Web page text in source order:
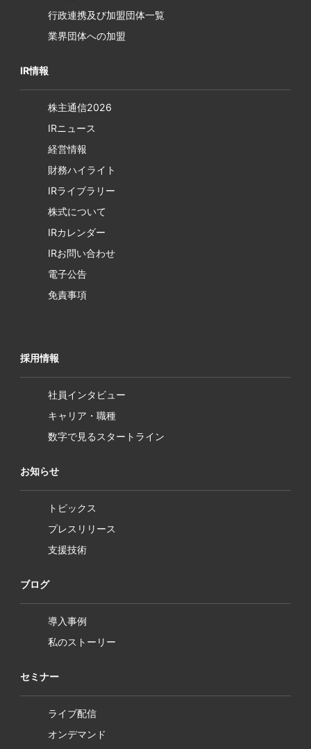
行政連携及び加盟団体一覧
業界団体への加盟
IR情報
株主通信2026
IRニュース
経営情報
財務ハイライト
IRライブラリー
株式について
IRカレンダー
IRお問い合わせ
電子公告
免責事項
採用情報
社員インタビュー
キャリア・職種
数字で見るスタートライン
お知らせ
トピックス
プレスリリース
支援技術
ブログ
導入事例
私のストーリー
セミナー
ライブ配信
オンデマンド